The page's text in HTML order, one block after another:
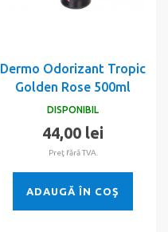
Dermo Odorizant Tropic
Golden Rose 500ml
DISPONIBIL
44,00 lei
Preţ fără TVA.
ADAUGĂ ÎN COŞ